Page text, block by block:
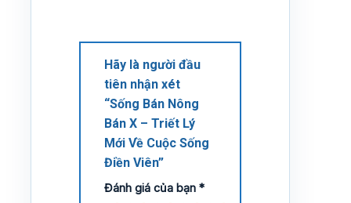
Hãy là người đầu
tiên nhận xét
“Sống Bán Nông
Bán X – Triết Lý
Mới Về Cuộc Sống
Điền Viên”
Đánh giá của bạn *